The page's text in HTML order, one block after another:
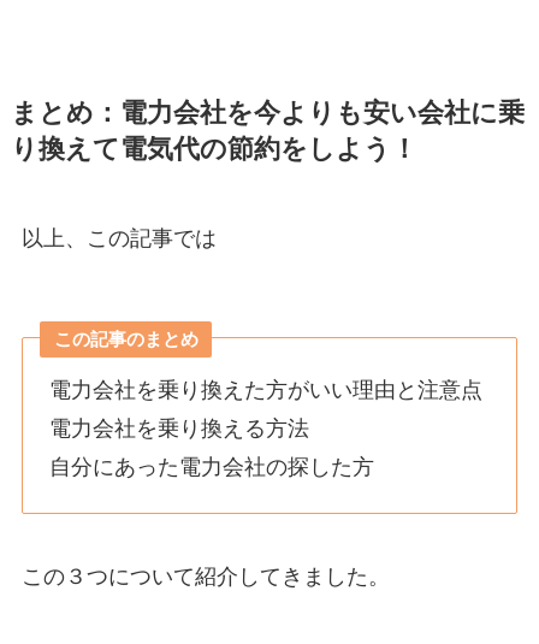
まとめ：電力会社を今よりも安い会社に乗
り換えて電気代の節約をしよう！
以上、この記事では
この記事のまとめ
電力会社を乗り換えた方がいい理由と注意点
電力会社を乗り換える方法
自分にあった電力会社の探した方
この３つについて紹介してきました。